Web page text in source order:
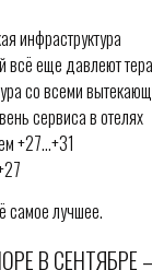
инфраструктура
всё еще давлеют
со всеми
сервиса в отелях
+27…+31
самое лучшее.
В